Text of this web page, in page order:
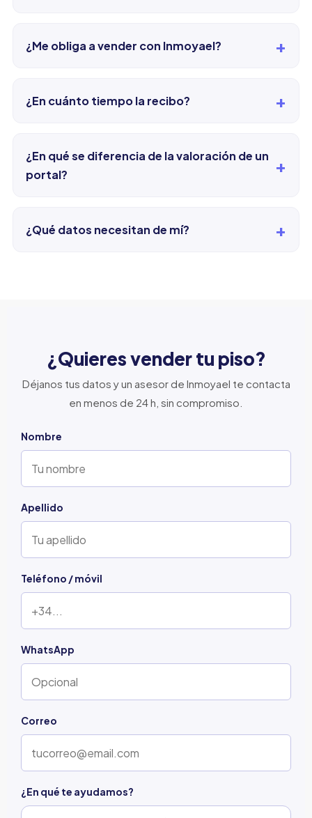
¿Me obliga a vender con Inmoyael? +
¿En cuánto tiempo la recibo? +
¿En qué se diferencia de la valoración de un
portal?
+
¿Qué datos necesitan de mí? +
¿Quieres vender tu piso?
Déjanos tus datos y un asesor de Inmoyael te contacta
en menos de 24 h, sin compromiso.
Nombre
Apellido
Teléfono / móvil
WhatsApp
Correo
¿En qué te ayudamos?